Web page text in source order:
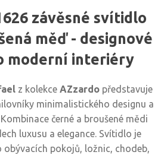
závěsné svítidlo
měď - designové
moderní interiéry
z kolekce AZzardo představuje
minimalistického designu a
černé a broušené mědi
luxusu a elegance. Svítidlo je
obývacích pokojů, ložnic, chodeb,